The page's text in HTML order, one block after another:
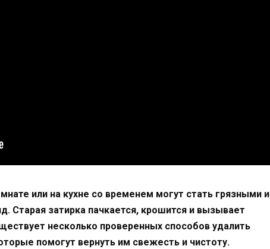
или на кухне со временем могут стать грязными и
Старая затирка пачкается, крошится и вызывает
несколько проверенных способов удалить
помогут вернуть им свежесть и чистоту.